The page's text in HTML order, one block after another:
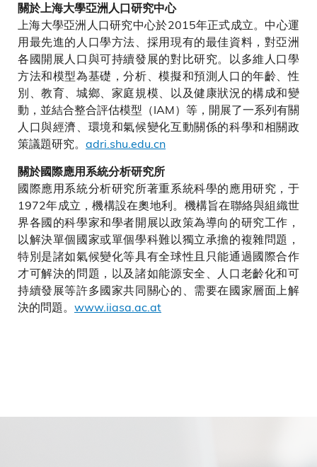
關於上海大學亞洲人口研究中心
上海大學亞洲人口研究中心於2015年正式成立。中心運
用最先進的人口學方法、採用現有的最佳資料，對亞洲
各國開展人口與可持續發展的對比研究。以多維人口學
方法和模型為基礎，分析、模擬和預測人口的年齡、性
別、教育、城鄉、家庭規模、以及健康狀況的構成和變
動，並結合整合評估模型（IAM）等，開展了一系列有關
人口與經濟、環境和氣候變化互動關係的科學和相關政
策議題研究。 adri.shu.edu.cn
關於國際應用系統分析研究所
國際應用系統分析研究所著重系統科學的應用研究，于
1972年成立，機構設在奧地利。機構旨在聯絡與組織世
界各國的科學家和學者開展以政策為導向的研究工作，
以解決單個國家或單個學科難以獨立承擔的複雜問題，
特別是諸如氣候變化等具有全球性且只能通過國際合作
才可解決的問題，以及諸如能源安全、人口老齡化和可
持續發展等許多國家共同關心的、需要在國家層面上解
決的問題。 www.iiasa.ac.at